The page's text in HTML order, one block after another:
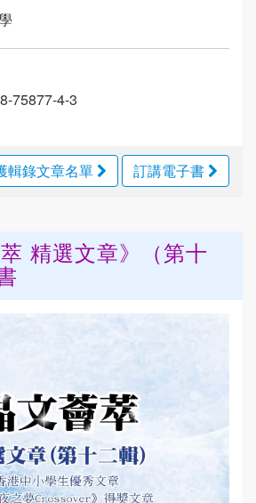
75877-4-3
輯錄文章名單 訂講電子書
精選文章》（第十